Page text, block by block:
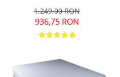
1.249,00 RON
936,75 RON